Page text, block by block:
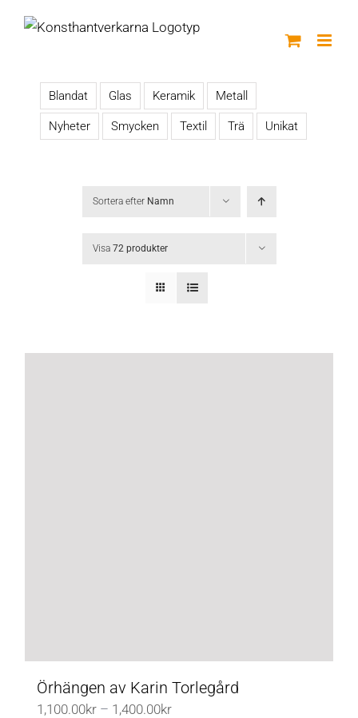
Blandat Glas Keramik Metall
Nyheter Smycken Textil Trä Unikat
Sortera efter Namn
Visa 72 produkter
Örhängen av Karin Torlegård
1,100.00kr – 1,400.00krPrisintervall: